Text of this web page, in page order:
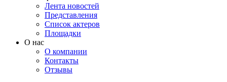
Лента новостей
Представления
Список актеров
Площадки
О нас
О компании
Контакты
Отзывы